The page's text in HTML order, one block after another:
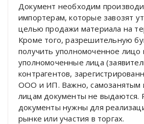
Документ необходим
импортерам, которые завозят
целью продажи материала на
Кроме того, разрешительную
получить уполномоченное лицо
уполномоченные лица
контрагентов,
ООО и ИП. Важно, самозанятым
лицам документы не выдаются.
документы нужны для
рынке или участия в торгах.